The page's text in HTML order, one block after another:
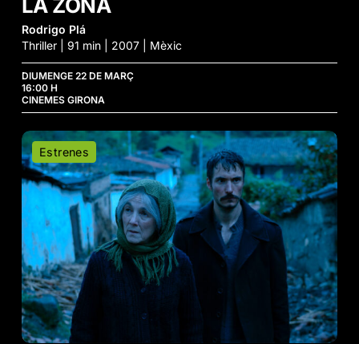
LA ZONA
Rodrigo Plá
Thriller | 91 min | 2007 | Mèxic
DIUMENGE 22 DE MARÇ
16:00 H
CINEMES GIRONA
Horizonte
Estrenes